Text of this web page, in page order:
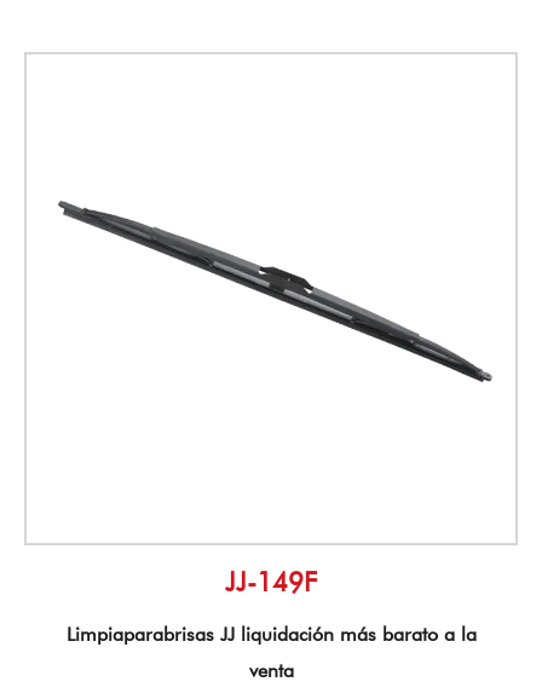
JJ-149F
Limpiaparabrisas JJ liquidación más barato a la
venta